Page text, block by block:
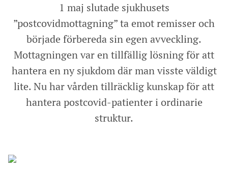
1 maj slutade sjukhusets
”postcovidmottagning” ta emot remisser och
började förbereda sin egen avveckling.
Mottagningen var en tillfällig lösning för att
hantera en ny sjukdom där man visste väldigt
lite. Nu har vården tillräcklig kunskap för att
hantera postcovid-patienter i ordinarie
struktur.